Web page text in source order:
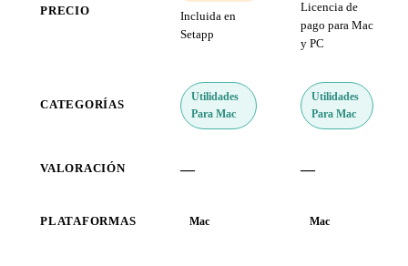
PRECIO
Incluida en
Setapp
Licencia de
pago para Mac
y PC
CATEGORÍAS
Utilidades
Para Mac
Utilidades
Para Mac
VALORACIÓN — —
PLATAFORMAS Mac Mac